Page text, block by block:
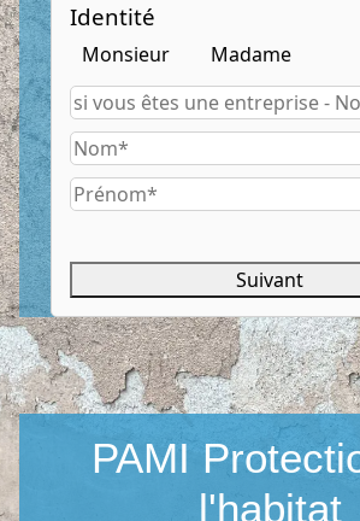
Identité
Monsieur Madame
Suivant
PAMI
l'habitat